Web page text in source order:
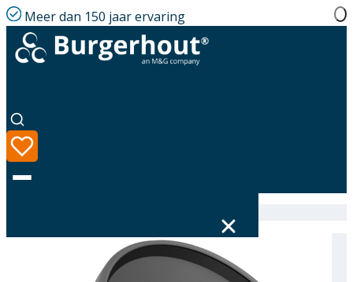
Meer dan 150 jaar ervaring